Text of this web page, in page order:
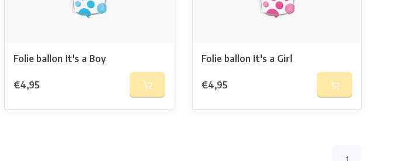
Folie ballon It's a Boy
€4,95
Folie ballon It's a Girl
€4,95